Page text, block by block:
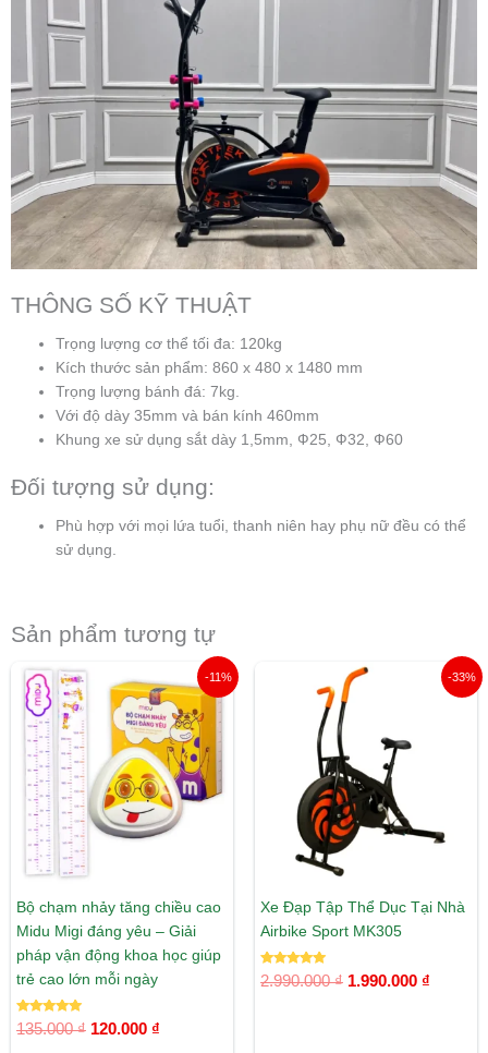
THÔNG SỐ KỸ THUẬT
Trọng lượng cơ thể tối đa: 120kg
Kích thước sản phẩm: 860 x 480 x 1480 mm
Trọng lượng bánh đá: 7kg.
Với độ dày 35mm và bán kính 460mm
Khung xe sử dụng sắt dày 1,5mm, Ф25, Ф32, Ф60
Đối tượng sử dụng:
Phù hợp với mọi lứa tuổi, thanh niên hay phụ nữ đều có thể
sử dụng.
Sản phẩm tương tự
-11%
Bộ chạm nhảy tăng chiều cao
Midu Migi đáng yêu – Giải
pháp vận động khoa học giúp
trẻ cao lớn mỗi ngày
Được xếp
hạng
135.000₫
gốc
135.000 ₫.
120.000 ₫
hiện
tại
là:
120.000 ₫.
-33%
Xe Đạp Tập Thể Dục Tại Nhà
Airbike Sport MK305
Được xếp
hạng
2.990.000₫
Giá
gốc
1.990.000 ₫
Giá
hiện